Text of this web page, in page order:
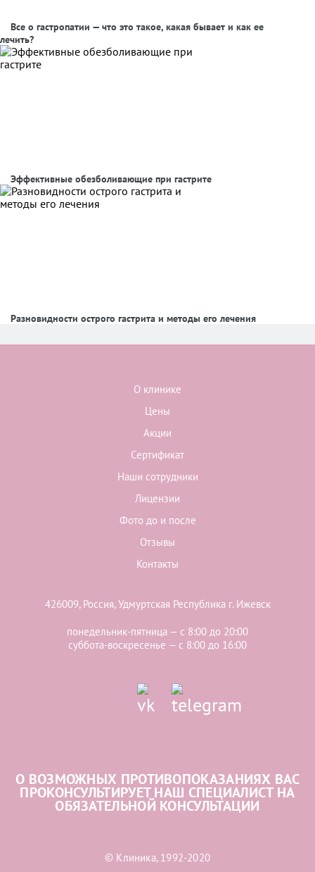
Все о гастропатии — что это такое, какая бывает и как ее
лечить?
Эффективные обезболивающие при гастрите
Разновидности острого гастрита и методы его лечения
О клинике
Цены
Акции
Сертификат
Наши сотрудники
Лицензии
Фото до и после
Отзывы
Контакты
426009, Россия, Удмуртская Республика г. Ижевск
понедельник-пятница — с 8:00 до 20:00
суббота-воскресенье — с 8:00 до 16:00
О ВОЗМОЖНЫХ ПРОТИВОПОКАЗАНИЯХ ВАС
ПРОКОНСУЛЬТИРУЕТ НАШ СПЕЦИАЛИСТ НА
ОБЯЗАТЕЛЬНОЙ КОНСУЛЬТАЦИИ
© Клиника, 1992-2020